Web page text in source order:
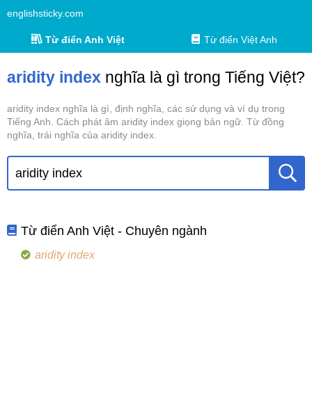
englishsticky.com
Từ điển Anh Việt Từ điển Việt Anh
aridity index nghĩa là gì trong Tiếng Việt?
aridity index nghĩa là gì, định nghĩa, các sử dụng và ví dụ trong
Tiếng Anh. Cách phát âm aridity index giọng bản ngữ. Từ đồng
nghĩa, trái nghĩa của aridity index.
Từ điển Anh Việt - Chuyên ngành
aridity index